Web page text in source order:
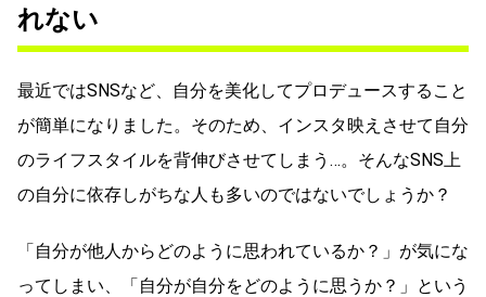
れない
最近ではSNSなど、自分を美化してプロデュースすること
が簡単になりました。そのため、インスタ映えさせて自分
のライフスタイルを背伸びさせてしまう…。そんなSNS上
の自分に依存しがちな人も多いのではないでしょうか？
「自分が他人からどのように思われているか？」が気にな
ってしまい、「自分が自分をどのように思うか？」という